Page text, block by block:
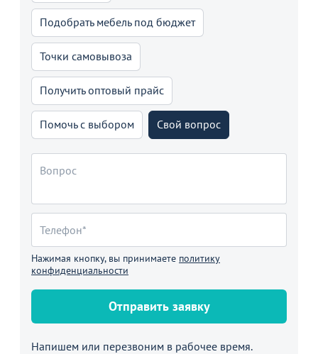
Подобрать мебель под бюджет
Точки самовывоза
Получить оптовый прайс
Помочь с выбором Свой вопрос
Нажимая кнопку, вы принимаете политику
конфиденциальности
Отправить заявку
Напишем или перезвоним в рабочее время.